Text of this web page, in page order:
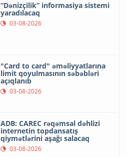
“Dənizçilik” informasiya sistemi
yaradılacaq
03-08-2026
"Card to card" əməliyyatlarına
limit qoyulmasının səbəbləri
açıqlanıb
03-08-2026
ADB: CAREC rəqəmsal dəhlizi
internetin topdansatış
qiymətlərini aşağı salacaq
03-08-2026